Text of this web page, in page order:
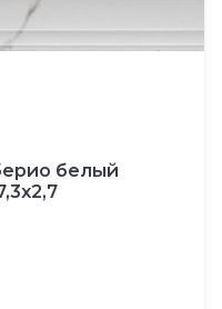
белый